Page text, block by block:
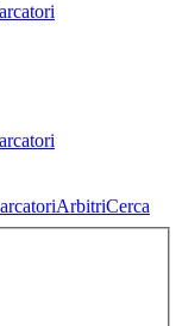
ArbitriCerca